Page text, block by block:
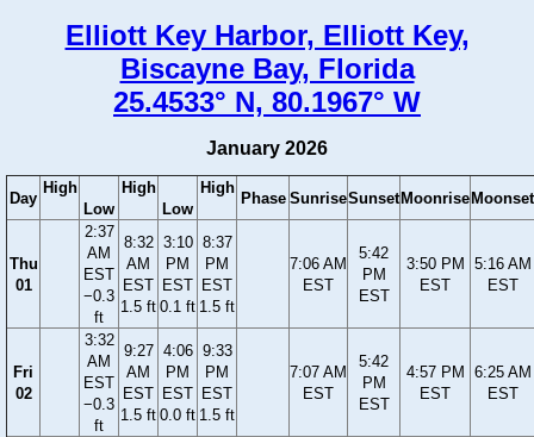
Elliott Key Harbor, Elliott Key,
Biscayne Bay, Florida
25.4533° N, 80.1967° W
January 2026
Day
High
Low
High
Low
High
Phase SunriseSunset Moonrise Moonset
Thu
01
2:37
AM
EST
−0.3
ft
8:32
AM
EST
1.5 ft
3:10
PM
EST
0.1 ft
8:37
PM
EST
1.5 ft
7:06 AM
EST
5:42
PM
EST
3:50 PM
EST
5:16 AM
EST
Fri
02
3:32
AM
EST
−0.3
ft
9:27
AM
EST
1.5 ft
4:06
PM
EST
0.0 ft
9:33
PM
EST
1.5 ft
7:07 AM
EST
5:42
PM
EST
4:57 PM
EST
6:25 AM
EST